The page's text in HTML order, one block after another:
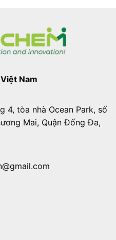
Nam
4, tòa nhà Ocean Park, số
Mai, Quận Đống Đa,